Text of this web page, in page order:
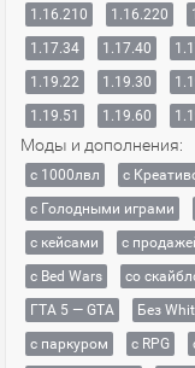
1.16.210
1.16.220
1.17.34
1.17.40
1.19.22
1.19.30
1.19.51
1.19.60
Моды и дополнения:
с 1000лвл c
с Голодными играми
с кейсами
с
с Bed Wars
со
ГТА 5 — GTA
Без
с паркуром
с RPG